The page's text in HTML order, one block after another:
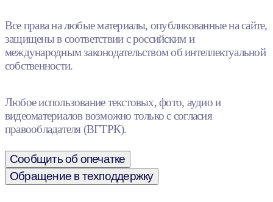
Все права на любые материалы, опубликованные на сайте,
защищены в соответствии с российским и
международным законодательством об интеллектуальной
собственности.
Любое использование текстовых, фото, аудио и
видеоматериалов возможно только с согласия
правообладателя (ВГТРК).
Сообщить об опечатке
Обращение в техподдержку